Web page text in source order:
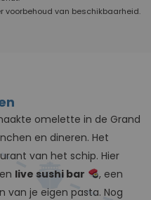
voorbehoud van beschikbaarheid.
omelette in de Grand
en dineren. Het
van het schip. Hier
live sushi bar
, een
van je eigen pasta. Nog